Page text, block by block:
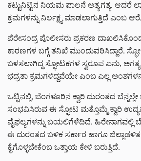
ಕಟ್ಟುನಿಟ್ಟಿನ ನಿಯಮ ಪಾಲನೆ ಅತ್ಯಗತ್ಯ. ಆದರೆ
ಕ್ರಮಗಳನ್ನು ನಿರ್ಲಕ್ಷ್ಯ ಮಾಡಲಾಗುತ್ತಿದೆ ಎಂಬ
ಪೆರೇಸಂದ್ರ ಪೊಲೀಸರು ಪ್ರಕರಣ
ಕಾರಣಗಳ ಬಗ್ಗೆ ತನಿಖೆ ಮುಂದುವರಿಸಿದ್ದಾರೆ.
ಬಳಸಲಾಗಿದ್ದ ಸ್ಫೋಟಕಗಳ ಸ್ವರೂಪ ಏನು,
ಭದ್ರತಾ ಕ್ರಮಗಳಿದ್ದವೆಯೇ ಎಂಬ ಎಲ್ಲ
ಒಟ್ಟಿನಲ್ಲಿ, ಬೆಂಗಳೂರಿನ ಕ್ವಾರಿ ದುರಂತದ ಬೆನ್ನಲ್ಲೇ
ಸಂಭವಿಸಿರುವ ಈ ಸ್ಫೋಟ ಮತ್ತೊಮ್ಮೆ ಕ್ವಾರಿ
ವೈಫಲ್ಯಗಳನ್ನು ಬಯಲಿಗೆಳೆದಿದೆ. ಹಿರೇನಾಗವಲ್ಲಿ
ಈ ದುರಂತದ ಬಳಿಕ ಸರ್ಕಾರ ಹಾಗೂ
ಕೈಗೊಳ್ಳಬೇಕೆಂಬ ಒತ್ತಾಯ ಕೇಳಿ ಬರುತ್ತಿದೆ.